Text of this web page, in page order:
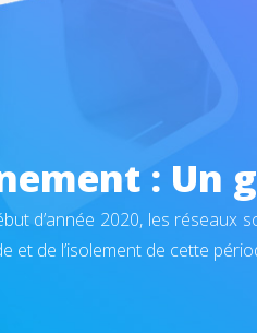
: Un
d’année 2020, les
et de l’isolement de cette